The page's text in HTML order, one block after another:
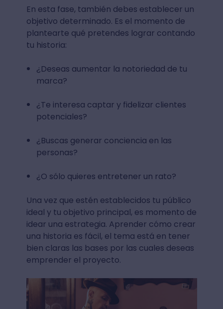
En esta fase, también debes establecer un
objetivo determinado. Es el momento de
plantearte qué pretendes lograr contando
tu historia:
¿Deseas aumentar la notoriedad de tu
marca?
¿Te interesa captar y fidelizar clientes
potenciales?
¿Buscas generar conciencia en las
personas?
¿O sólo quieres entretener un rato?
Una vez que estén establecidos tu público
ideal y tu objetivo principal, es momento de
idear una estrategia. Aprender cómo crear
una historia es fácil, el tema está en tener
bien claras las bases por las cuales deseas
emprender el proyecto.